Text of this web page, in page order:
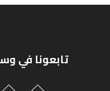
تابعونا في